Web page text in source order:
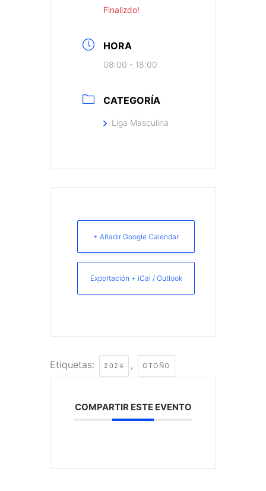
Finalizdo!
HORA
08:00 - 18:00
CATEGORÍA
Liga Masculina
+ Añadir Google Calendar
Exportación + iCal / Outlook
Etiquetas: 2024 , OTOÑO
COMPARTIR ESTE EVENTO